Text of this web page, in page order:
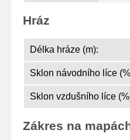
Hráz
Délka hráze (m):
Sklon návodního líce
Sklon vzdušního líce
Zákres na